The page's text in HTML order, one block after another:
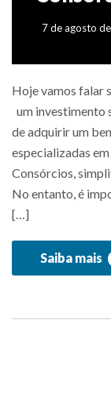
7 de agosto
Hoje vamos falar
um investimento
de adquirir um
especializadas
Consórcios,
No entanto, é
[…]
Saiba mais